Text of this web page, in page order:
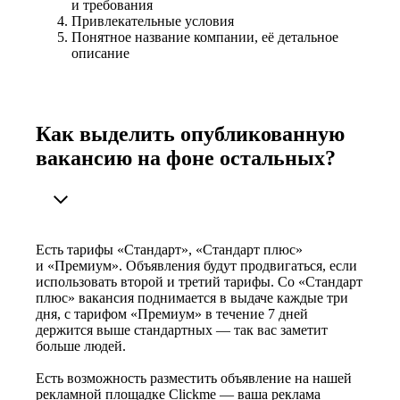
и требования
Привлекательные условия
Понятное название компании, её детальное
описание
Как выделить опубликованную
вакансию на фоне остальных?
Есть тарифы «Стандарт», «Стандарт плюс»
и «Премиум». Объявления будут продвигаться, если
использовать второй и третий тарифы. Со «Стандарт
плюс» вакансия поднимается в выдаче каждые три
дня, с тарифом «Премиум» в течение 7 дней
держится выше стандартных — так вас заметит
больше людей.
Есть возможность разместить объявление на нашей
рекламной площадке Clickme — ваша реклама